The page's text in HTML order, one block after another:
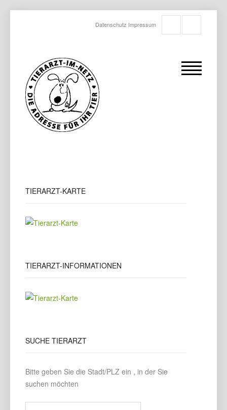
Datenschutz Impressum
TIERARZT-KARTE
TIERARZT-INFORMATIONEN
SUCHE TIERARZT
Bitte geben Sie die Stadt/PLZ ein , in der Sie
suchen möchten